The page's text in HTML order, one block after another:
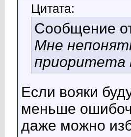
Цитата:
Сообщение
Мне
приоритета
Если вояки
меньше
даже можно